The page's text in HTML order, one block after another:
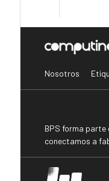
Nosotros
BPS forma parte
conectamos a